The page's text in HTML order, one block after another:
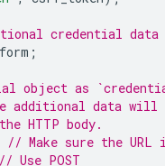
credential
form ;
object as
additional data will
HTTP body.
// Make sure the URL
// Use POST